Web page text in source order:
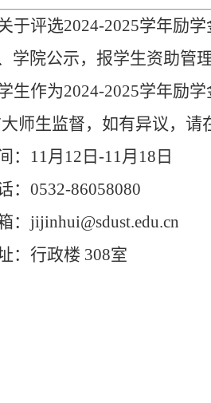
于评选2024-2025学年励
学院公示，报学生资助
生作为2024-2025学年励
师生监督，如有异议，请
： 11月 12 日 -11月 18 日
： 0532-86058080
： jijinhui@sdust.edu.cn
：行政楼 308室